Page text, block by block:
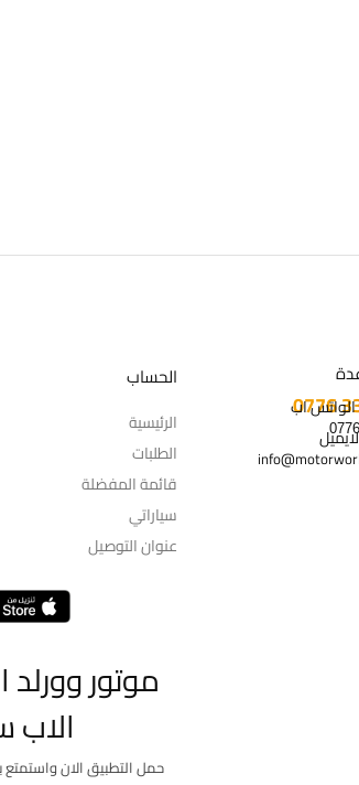
الواتس اب
الحساب
الرئيسية
الطلبات
قائمة المفضلة
سياراتي
عنوان التوصيل
موتور
الاب
حمل التطبيق الان